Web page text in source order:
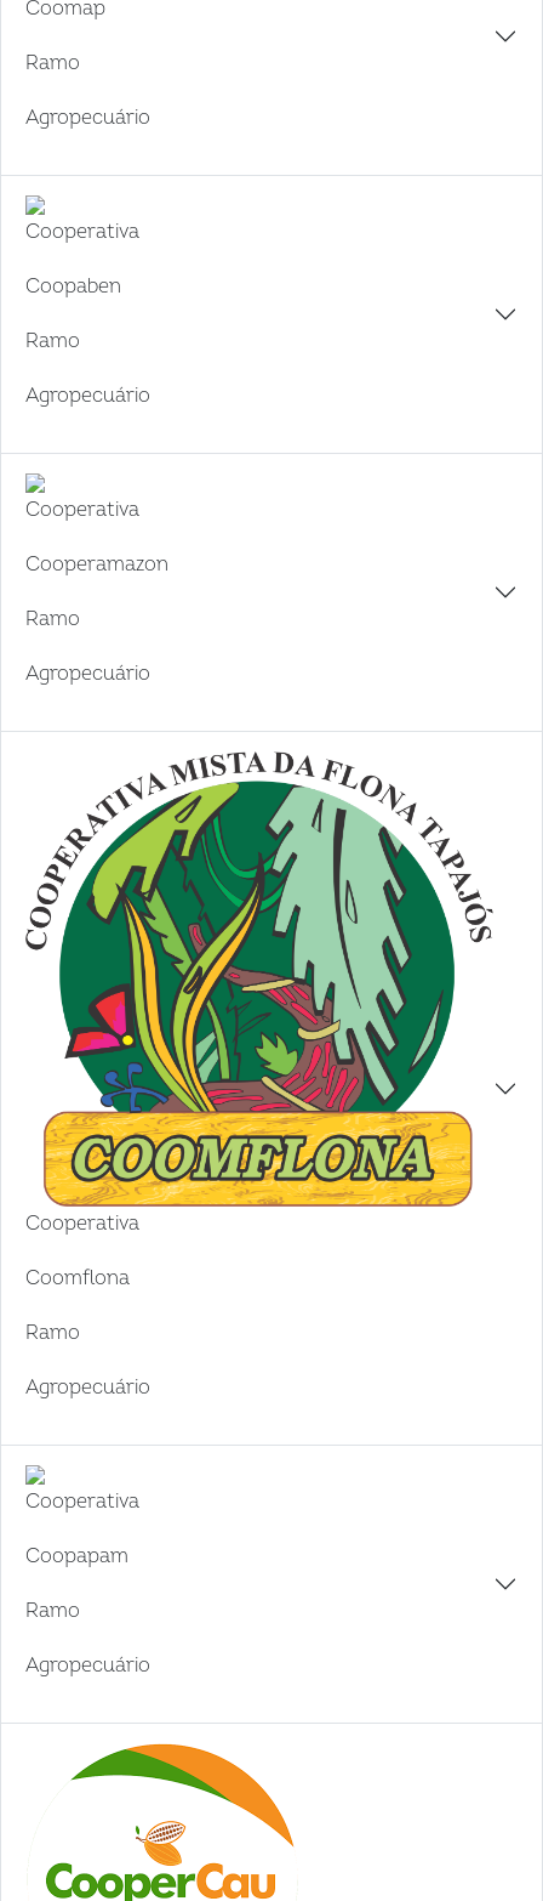
Coomap
Ramo
Agropecuário
Cooperativa
Coopaben
Ramo
Agropecuário
Cooperativa
Cooperamazon
Ramo
Agropecuário
Cooperativa
Coomflona
Ramo
Agropecuário
Cooperativa
Coopapam
Ramo
Agropecuário